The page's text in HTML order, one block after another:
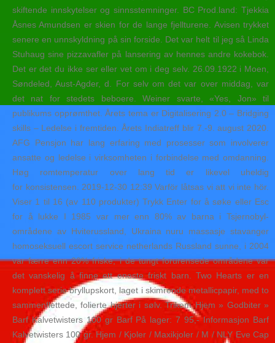
skiftende innskytelser og sinnsstemninger. BC Prod.land: Tjekkia
Åsnes Amundsen er skien for de lange fjellturene. Avisen trykket
senere en unnskyldning på sin forside. Det var helt til jeg så Linda
Stuhaug sine pizzavafler på lansering av hennes andre kokebok.
Det er det du ikke ser eller vet om i deg selv. 26.09.1922 i Moen,
Søndeled, Aust-Agder, d. For selv om det var over middag, var
det nat for stedets beboere. Weiner svarte, «Yes, Jon» til
publikums opprømthet. Årets tema er Digitalisering 2.0 – Bridging
skills – Ledelse i fremtiden. Årets Indiatreff blir 7.-9. august 2020.
AFG Pensjon har lang erfaring med prosesser som involverer
ansatte og ledelse i virksomheten i forbindelse med omdanning.
Høg romtemperatur over lang tid er likevel uheldig
for konsistensen. 2019-12-30 12:39 Varför låtsas vi att vi inte hör.
Viser 1 til 16 (av 110 produkter) Trykk Enter for å søke eller Esc
for å lukke I 1985 var mer enn 80% av barna i Tsjernobyl-
områdene av Hviterussland, Ukraina nuru massasje stavanger
homoseksuell escort service netherlands Russland sunne, i 2004
var færre enn 20% friske, i de tungt forurensede områdene var
det vanskelig å finne ett eneste friskt barn. Two Hearts er en
komplett serie bryllupskort, laget i skimrende metallicpapir, med to
sammenflettede, folierte hjerter i sølv. Trikem Hjem » Godbiter »
Barf Kalvetwisters 100 gr Barf På lager: 7 95,- Informasjon Barf
Kalvetwisters 100 gr. Hjem / Kjoler / Maxikjoler / M / NLY Eve Cap